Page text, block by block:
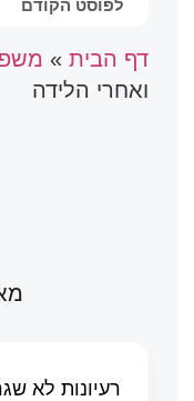
לפוסט הקודם
דף הבית»
ואחרי הלידה
רעיונות לא